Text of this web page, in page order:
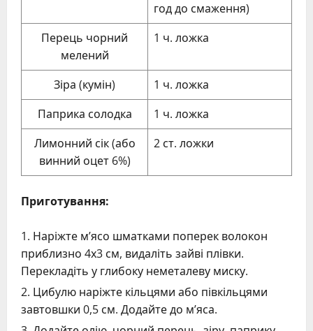
год до смаження)
Перець чорний
мелений
1 ч. ложка
Зіра (кумін)
1 ч. ложка
Паприка солодка
1 ч. ложка
Лимонний сік (або
винний оцет 6%)
2 ст. ложки
Приготування:
Наріжте м’ясо шматками поперек волокон
приблизно 4х3 см, видаліть зайві плівки.
Перекладіть у глибоку неметалеву миску.
Цибулю наріжте кільцями або півкільцями
завтовшки 0,5 см. Додайте до м’яса.